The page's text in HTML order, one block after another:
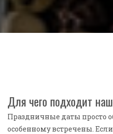
Для чего подходит
Праздничные даты просто
особенному встречены.